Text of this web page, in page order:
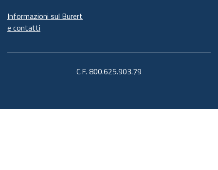
Informazioni sul Burert
e contatti
C.F. 800.625.903.79